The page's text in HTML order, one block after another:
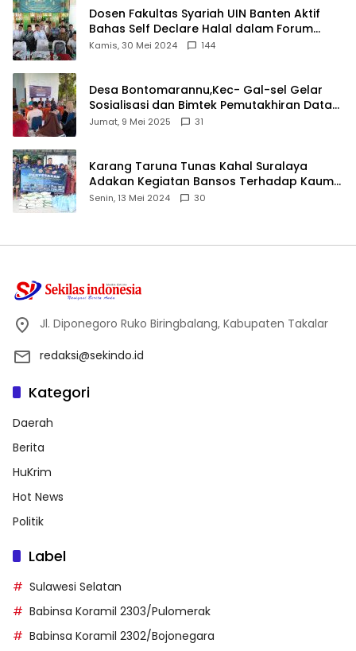
Dosen Fakultas Syariah UIN Banten Aktif
Bahas Self Declare Halal dalam Forum
Ijtima Ulama MUI
Kamis, 30 Mei 2024 144
Desa Bontomarannu,Kec- Gal-sel Gelar
Sosialisasi dan Bimtek Pemutakhiran Data
ID
Jumat, 9 Mei 2025 31
Karang Taruna Tunas Kahal Suralaya
Adakan Kegiatan Bansos Terhadap Kaum
Dhuafa dan Anak Yatim-Piatu
Senin, 13 Mei 2024 30
Jl. Diponegoro Ruko Biringbalang, Kabupaten Takalar
redaksi@sekindo.id
Kategori
Daerah
Berita
HuKrim
Hot News
Politik
Label
Sulawesi Selatan
Babinsa Koramil 2303/Pulomerak
Babinsa Koramil 2302/Bojonegara